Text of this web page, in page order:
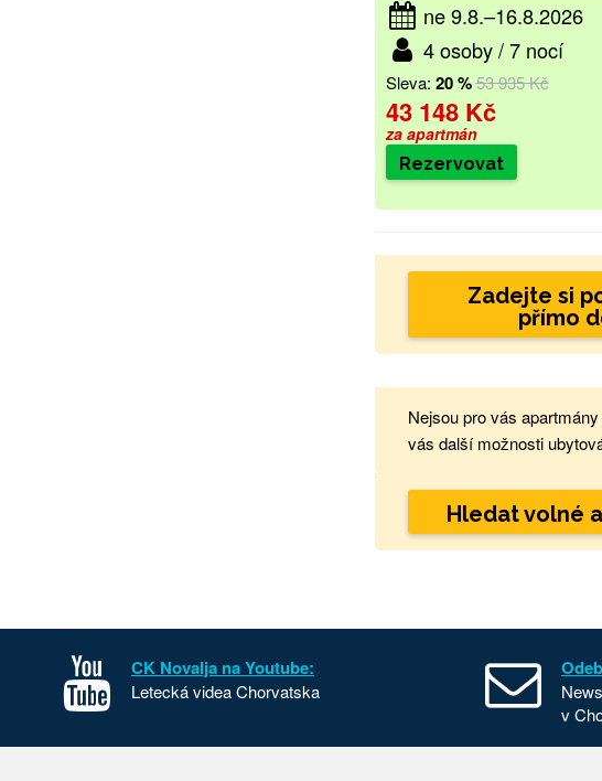
ne 9.8.–16.8.2026
4 osoby / 7 nocí
Sleva: 20 %53 935 Kč
43 148 Kč
za apartmán
Rezervovat
Zadejte si
přímo
Nejsou pro vás
vás další možnosti
Hledat volné
CK Novalja na Youtube:
Letecká videa Chorvatska
v